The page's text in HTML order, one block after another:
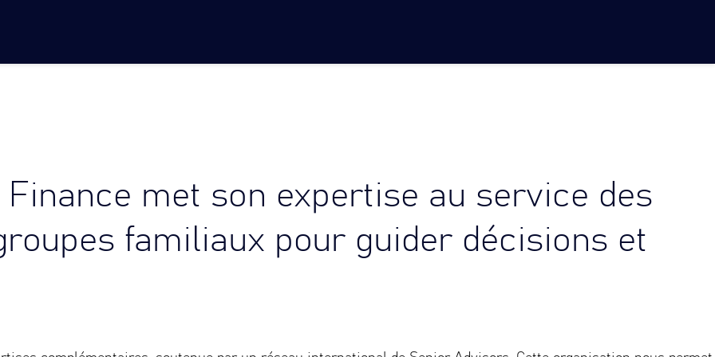
met son expertise au service des
familiaux pour guider décisions et